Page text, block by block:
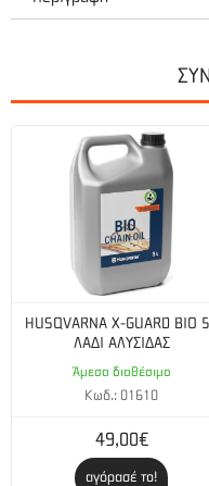
Ηλεκτρονική
HUSQVARNA X-GUARD BIO
ΛΑΔΙ ΑΛΥΣΙΔΑΣ
Άμεσα διαθέσιμο
Κωδ.: 01610
49,00€
αγόρασέ το!